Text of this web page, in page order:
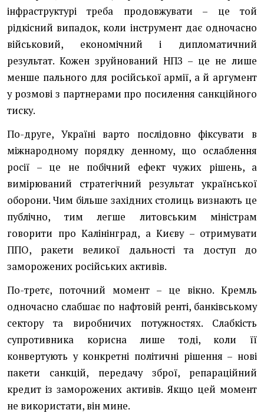
інфраструктурі треба продовжувати – це той
рідкісний випадок, коли інструмент дає одночасно
військовий, економічний і дипломатичний
результат. Кожен зруйнований НПЗ – це не лише
менше пального для російської армії, а й аргумент
у розмові з партнерами про посилення санкційного
тиску.
По-друге, Україні варто послідовно фіксувати в
міжнародному порядку денному, що ослаблення
росії – це не побічний ефект чужих рішень, а
вимірюваний стратегічний результат української
оборони. Чим більше західних столиць визнають це
публічно, тим легше литовським міністрам
говорити про Калінінград, а Києву – отримувати
ППО, ракети великої дальності та доступ до
заморожених російських активів.
По-третє, поточний момент – це вікно. Кремль
одночасно слабшає по нафтовій ренті, банківському
сектору та виробничих потужностях. Слабкість
супротивника корисна лише тоді, коли її
конвертують у конкретні політичні рішення – нові
пакети санкцій, передачу зброї, репараційний
кредит із заморожених активів. Якщо цей момент
не використати, він мине.